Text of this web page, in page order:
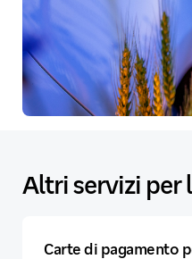
Altri servizi per
Carte di pagamento